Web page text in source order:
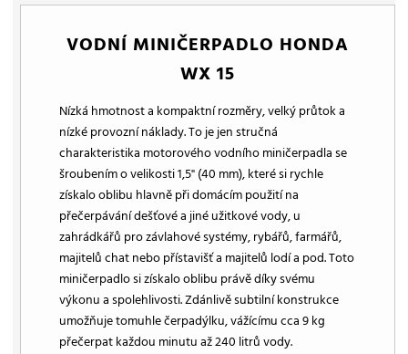
VODNÍ MINIČERPADLO HONDA
WX 15
Nízká hmotnost a kompaktní rozměry, velký průtok a
nízké provozní náklady. To je jen stručná
charakteristika motorového vodního miničerpadla se
šroubením o velikosti 1,5" (40 mm), které si rychle
získalo oblibu hlavně při domácím použití na
přečerpávání dešťové a jiné užitkové vody, u
zahrádkářů pro závlahové systémy, rybářů, farmářů,
majitelů chat nebo přístavišť a majitelů lodí a pod. Toto
miničerpadlo si získalo oblibu právě díky svému
výkonu a spolehlivosti. Zdánlivě subtilní konstrukce
umožňuje tomuhle čerpadýlku, vážícímu cca 9 kg
přečerpat každou minutu až 240 litrů vody.